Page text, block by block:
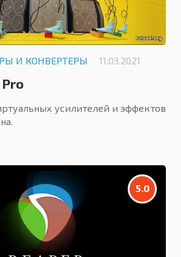
И КОНВЕРТЕРЫ 11.03.2021
усилителей и эффектов
5.0